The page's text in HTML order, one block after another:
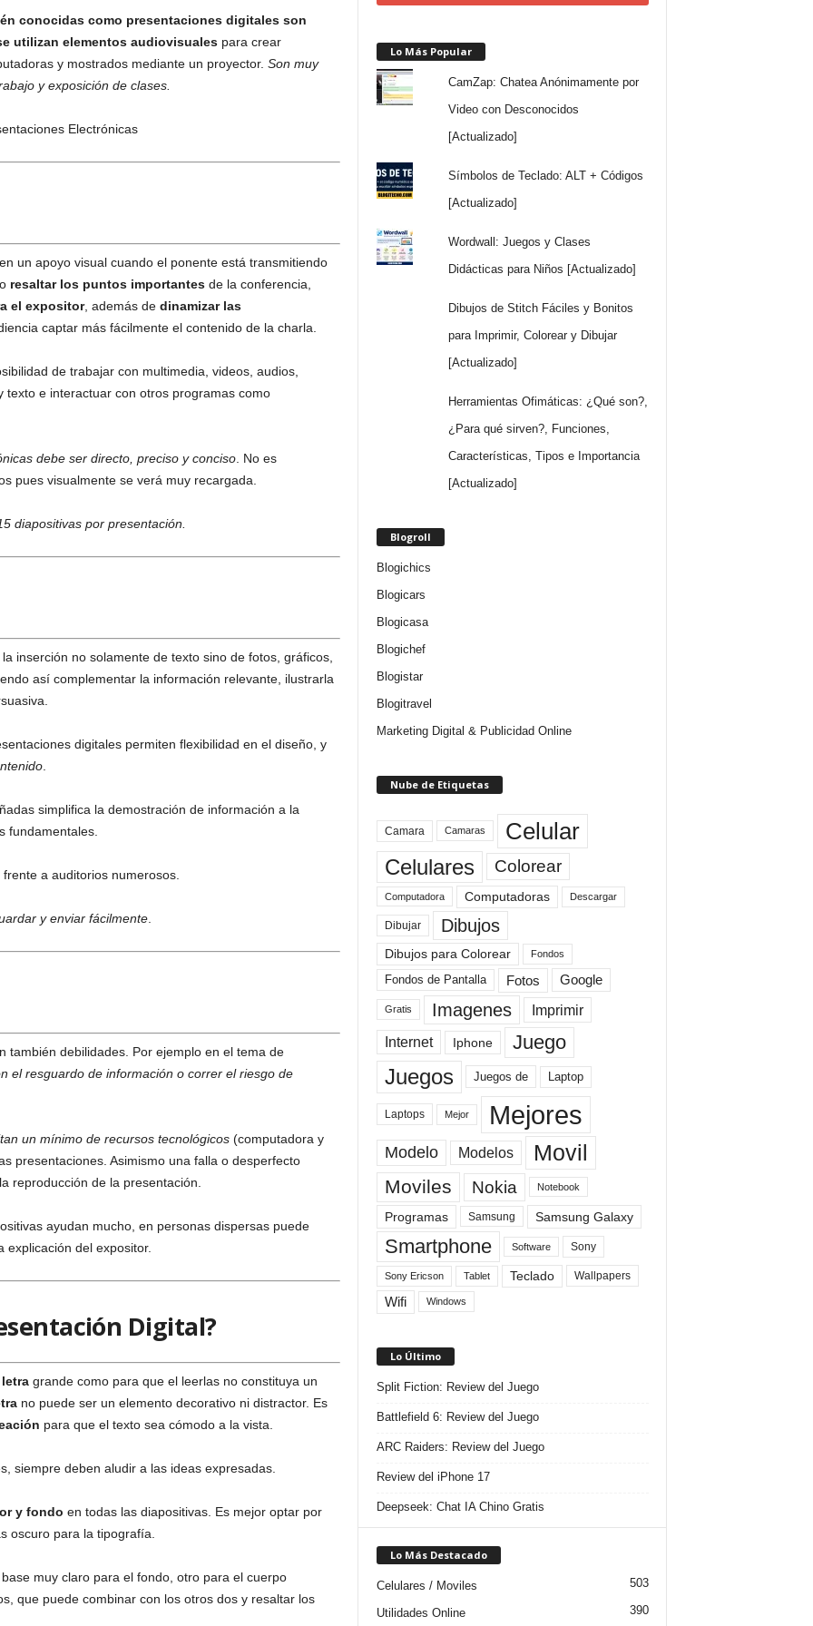
conocidas como presentaciones digitales son
utilizan elementos audiovisualespara crear
y mostrados mediante un proyector. Son muy
y exposición de clases.
un apoyo visual cuando el ponente está transmitiendo
resaltar los puntos importantesde la conferencia,
el expositor, además de dinamizar las
captar más fácilmente el contenido de la charla.
de trabajar con multimedia, videos, audios,
e interactuar con otros programas como
debe ser directo, preciso y conciso. No es
pues visualmente se verá muy recargada.
diapositivas por presentación.
inserción no solamente de texto sino de fotos, gráficos,
así complementar la información relevante, ilustrarla
digitales permiten flexibilidad en el diseño, y
.
simplifica la demostración de información a la
fundamentales.
a auditorios numerosos.
y enviar fácilmente.
también debilidades. Por ejemplo en el tema de
el resguardo de información o correr el riesgo de
un mínimo de recursos tecnológicos(computadora y
presentaciones. Asimismo una falla o desperfecto
reproducción de la presentación.
ayudan mucho, en personas dispersas puede
del expositor.
Digital?
grande como para que el leerlas no constituya un
no puede ser un elemento decorativo ni distractor. Es
para que el texto sea cómodo a la vista.
siempre deben aludir a las ideas expresadas.
y fondo en todas las diapositivas. Es mejor optar por
oscuro para la tipografía.
muy claro para el fondo, otro para el cuerpo
que puede combinar con los otros dos y resaltar los
Lo Más Popular
CamZap: Chatea Anónimamente por
Video con Desconocidos
[Actualizado]
Símbolos de Teclado: ALT + Códigos
[Actualizado]
Wordwall: Juegos y Clases
Didácticas para Niños [Actualizado]
Dibujos de Stitch Fáciles y Bonitos
para Imprimir, Colorear y Dibujar
[Actualizado]
Herramientas Ofimáticas: ¿Qué son?,
¿Para qué sirven?, Funciones,
Características, Tipos e Importancia
[Actualizado]
Blogroll
Blogichics
Blogicars
Blogicasa
Blogichef
Blogistar
Blogitravel
Marketing Digital & Publicidad Online
Nube de Etiquetas
Camara Camaras Celular
Celulares Colorear
Computadora Computadoras Descargar
Dibujar Dibujos
Dibujos para Colorear Fondos
Fondos de Pantalla Fotos Google
Gratis Imagenes Imprimir
Internet Iphone Juego
Juegos Juegos de Laptop
Laptops Mejor Mejores
Modelo Modelos Movil
Moviles Nokia Notebook
Programas Samsung Samsung Galaxy
Smartphone Software Sony
Sony Ericson Tablet Teclado Wallpapers
Wifi Windows
Lo Último
Split Fiction: Review del Juego
Battlefield 6: Review del Juego
ARC Raiders: Review del Juego
Review del iPhone 17
Deepseek: Chat IA Chino Gratis
Lo Más Destacado
Celulares / Moviles 503
Utilidades Online 390